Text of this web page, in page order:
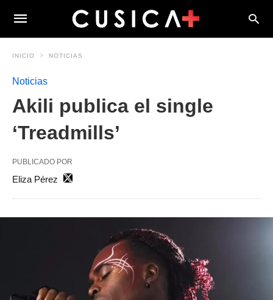
INICIO NOTICIAS
Noticias
Akili publica el single
‘Treadmills’
PUBLICADO POR
Eliza Pérez